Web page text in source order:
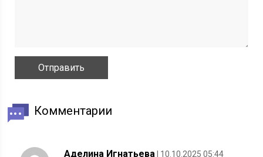
Комментарии
Аделина Игнатьева | 10.10.2025 05:44